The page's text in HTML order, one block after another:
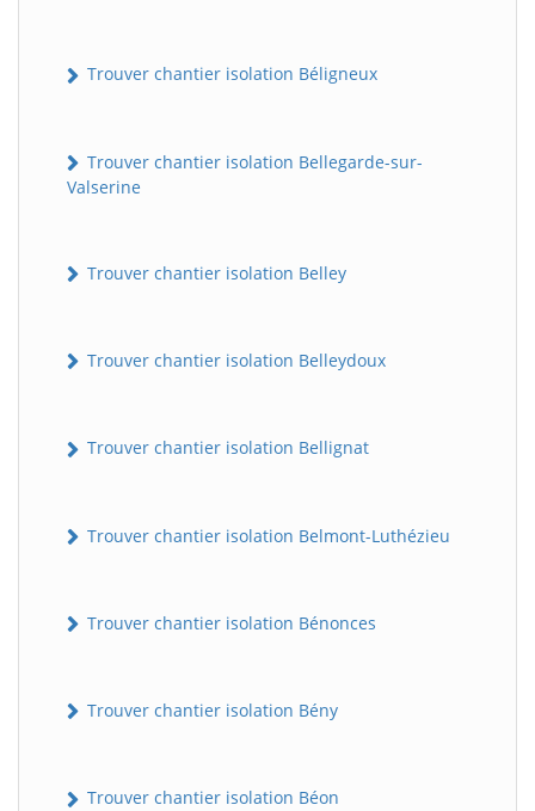
Trouver chantier isolation Béligneux
Trouver chantier isolation Bellegarde-sur-
Valserine
Trouver chantier isolation Belley
Trouver chantier isolation Belleydoux
Trouver chantier isolation Bellignat
Trouver chantier isolation Belmont-Luthézieu
Trouver chantier isolation Bénonces
Trouver chantier isolation Bény
Trouver chantier isolation Béon